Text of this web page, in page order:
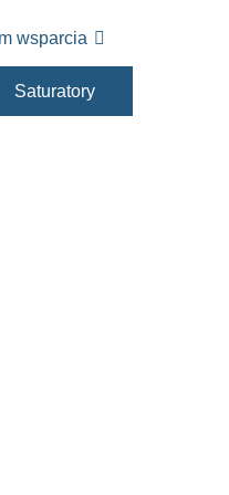
wsparcia
Saturatory